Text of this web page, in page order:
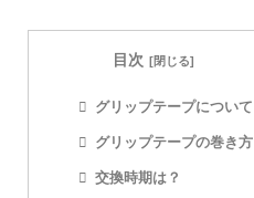
目次
グリップテープについて
グリップテープの巻き方
交換時期は？